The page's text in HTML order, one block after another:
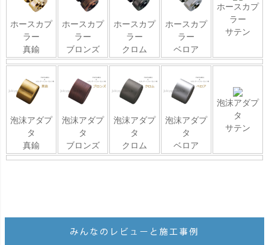
ホースカプ
ラー
真鍮
ホースカプ
ラー
ブロンズ
ホースカプ
ラー
クロム
ホースカプ
ラー
ベロア
ホースカプ
ラー
サテン
泡沫アダプ
タ
真鍮
泡沫アダプ
タ
ブロンズ
泡沫アダプ
タ
クロム
泡沫アダプ
タ
ベロア
泡沫アダプ
タ
サテン